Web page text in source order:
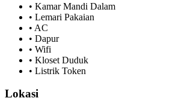
• Kamar Mandi Dalam
• Lemari Pakaian
• AC
• Dapur
• Wifi
• Kloset Duduk
• Listrik Token
Lokasi